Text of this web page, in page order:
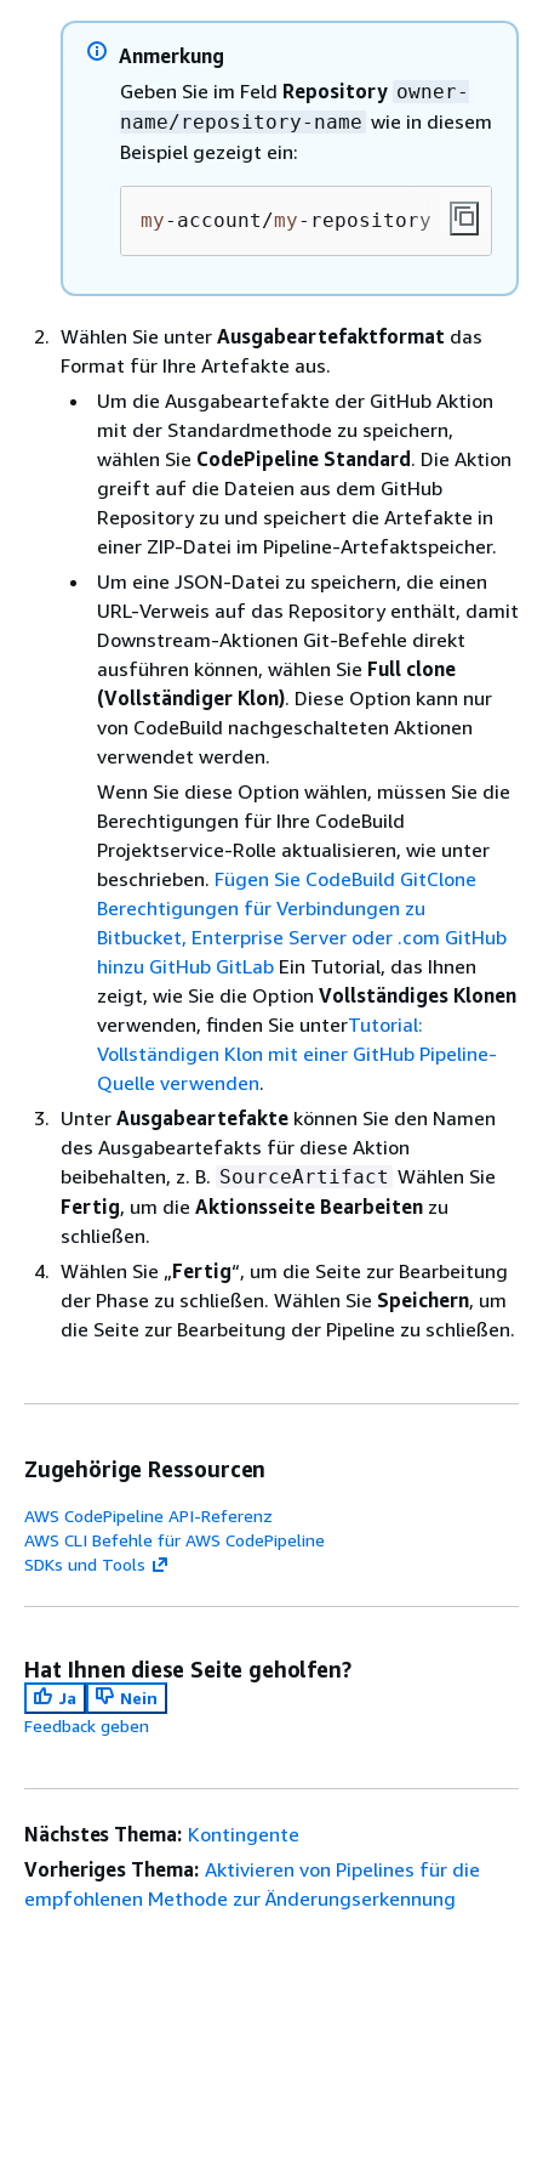
Anmerkung
Geben Sie im Feld Repository owner-
name/repository-name wie in diesem
Beispiel gezeigt ein:
my-account/my-repository
Wählen Sie unter Ausgabeartefaktformat das
Format für Ihre Artefakte aus.
Um die Ausgabeartefakte der GitHub Aktion
mit der Standardmethode zu speichern,
wählen Sie CodePipeline Standard. Die Aktion
greift auf die Dateien aus dem GitHub
Repository zu und speichert die Artefakte in
einer ZIP-Datei im Pipeline-Artefaktspeicher.
Um eine JSON-Datei zu speichern, die einen
URL-Verweis auf das Repository enthält, damit
Downstream-Aktionen Git-Befehle direkt
ausführen können, wählen Sie Full clone
(Vollständiger Klon). Diese Option kann nur
von CodeBuild nachgeschalteten Aktionen
verwendet werden.
Wenn Sie diese Option wählen, müssen Sie die
Berechtigungen für Ihre CodeBuild
Projektservice-Rolle aktualisieren, wie unter
beschrieben. Fügen Sie CodeBuild GitClone
Berechtigungen für Verbindungen zu
Bitbucket, Enterprise Server oder .com GitHub
hinzu GitHub GitLab Ein Tutorial, das Ihnen
zeigt, wie Sie die Option Vollständiges Klonen
verwenden, finden Sie unterTutorial:
Vollständigen Klon mit einer GitHub Pipeline-
Quelle verwenden.
Unter Ausgabeartefakte können Sie den Namen
des Ausgabeartefakts für diese Aktion
beibehalten, z. B. SourceArtifact Wählen Sie
Fertig, um die Aktionsseite Bearbeiten zu
schließen.
Wählen Sie „Fertig“, um die Seite zur Bearbeitung
der Phase zu schließen. Wählen Sie Speichern, um
die Seite zur Bearbeitung der Pipeline zu schließen.
Zugehörige Ressourcen
AWS CodePipeline API-Referenz
AWS CLI Befehle für AWS CodePipeline
SDKs und Tools
Hat Ihnen diese Seite geholfen?
Ja
Nein
Feedback geben
Nächstes Thema: Kontingente
Vorheriges Thema: Aktivieren von Pipelines für die
empfohlenen Methode zur Änderungserkennung